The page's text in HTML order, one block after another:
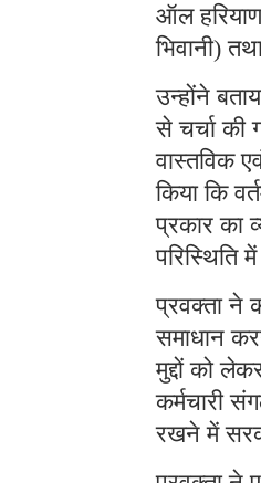
ऑल
भिवानी)
उन्होंने
से चर्चा की
वास्तविक
किया कि
प्रकार का
परिस्थिति
प्रवक्ता ने
समाधान
मुद्दों को
कर्मचारी
रखने में